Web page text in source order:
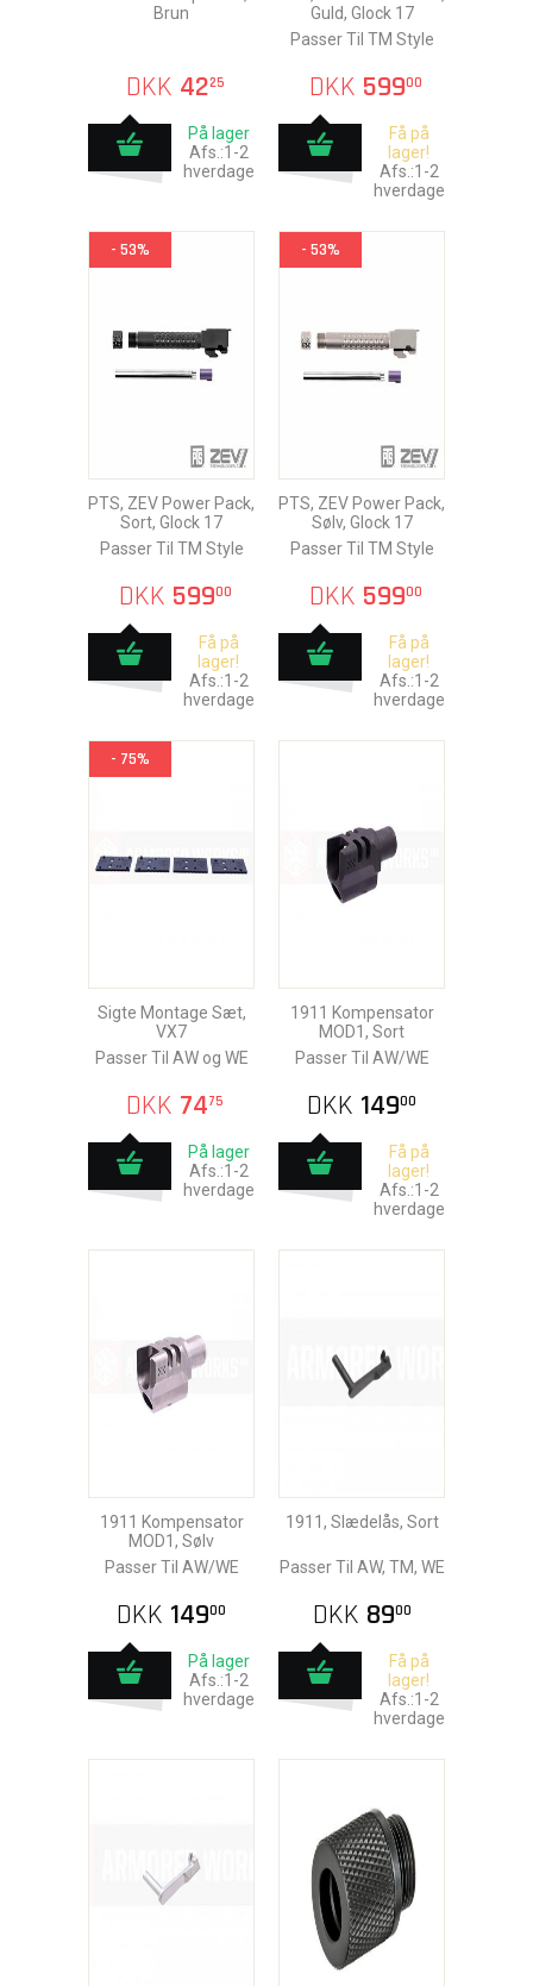
Brun
DKK 4225
På lager
Afs.:1-2
hverdage
Guld, Glock 17
Passer Til TM Style
DKK 59900
Få på
lager!
Afs.:1-2
hverdage
- 53%
PTS, ZEV Power Pack,
Sort, Glock 17
Passer Til TM Style
DKK 59900
Få på
lager!
Afs.:1-2
hverdage
- 53%
PTS, ZEV Power Pack,
Sølv, Glock 17
Passer Til TM Style
DKK 59900
Få på
lager!
Afs.:1-2
hverdage
- 75%
Sigte Montage Sæt,
VX7
Passer Til AW og WE
DKK 7475
På lager
Afs.:1-2
hverdage
1911 Kompensator
MOD1, Sort
Passer Til AW/WE
DKK 14900
Få på
lager!
Afs.:1-2
hverdage
1911 Kompensator
MOD1, Sølv
Passer Til AW/WE
DKK 14900
På lager
Afs.:1-2
hverdage
1911, Slædelås, Sort
Passer Til AW, TM, WE
DKK 8900
Få på
lager!
Afs.:1-2
hverdage